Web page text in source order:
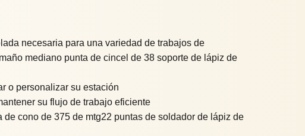
necesaria para una variedad de trabajos de
mediano punta de cincel de 38 soporte de lápiz de
o personalizar su estación
su flujo de trabajo eficiente
cono de 375 de mtg22 puntas de soldador de lápiz de